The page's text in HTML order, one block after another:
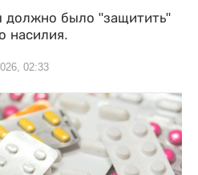
должно было "защитить"
насилия.
02:33